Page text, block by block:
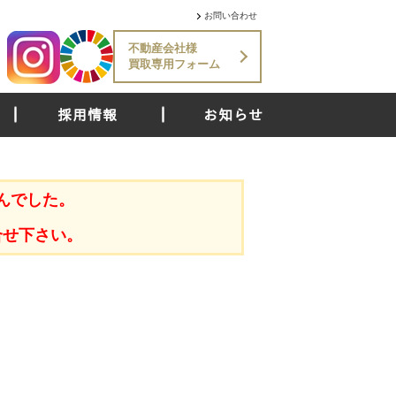
不動産会社様
買取専用フォーム
お問い合わせ
採用情報 お知らせ
した。
下さい。